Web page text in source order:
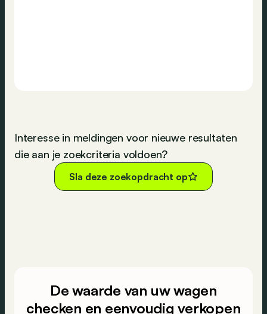
Interesse in meldingen voor nieuwe resultaten
die aan je zoekcriteria voldoen?
Sla deze zoekopdracht op
De waarde van uw wagen
checken en eenvoudig verkopen